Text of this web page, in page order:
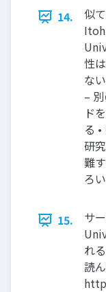
14.
似
性
な
–
ド
る
研
難
ろ
15.
サ
れ
読